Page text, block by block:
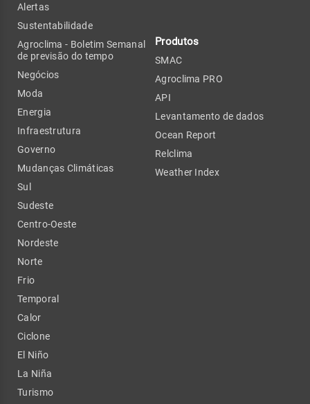
Alertas
Sustentabilidade
Agroclima - Boletim Semanal
de previsão do tempo
Negócios
Moda
Energia
Infraestrutura
Governo
Mudanças Climáticas
Sul
Sudeste
Centro-Oeste
Nordeste
Norte
Frio
Temporal
Calor
Ciclone
El Niño
La Niña
Turismo
Produtos
SMAC
Agroclima PRO
API
Levantamento de dados
Ocean Report
Relclima
Weather Index